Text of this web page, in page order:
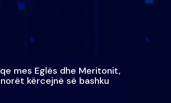
mes Eglës dhe Meritonit,
kërcejnë së bashku